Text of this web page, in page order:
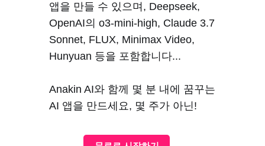
앱을 만들 수 있으며, Deepseek,
OpenAI의 o3-mini-high, Claude 3.7
Sonnet, FLUX, Minimax Video,
Hunyuan 등을 포함합니다...
Anakin AI와 함께 몇 분 내에 꿈꾸는
AI 앱을 만드세요, 몇 주가 아닌!